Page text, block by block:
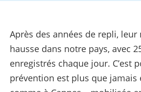
Après des années de repli,
hausse dans notre pays, avec
enregistrés chaque jour. C’est
prévention est plus que jamais